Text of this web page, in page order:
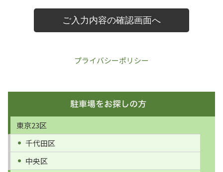
プライバシーポリシー
東京23区
千代田区
中央区